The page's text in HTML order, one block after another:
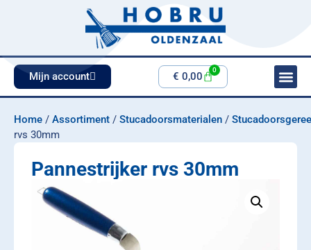
Mijn account € 0,00
0
Home / Assortiment / Stucadoorsmaterialen /
rvs 30mm
Pannestrijker rvs 30mm